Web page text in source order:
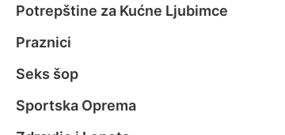
Potrepštine za Kućne Ljubimce
Praznici
Seks šop
Sportska Oprema